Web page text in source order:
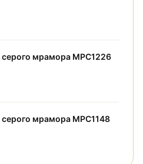
Памятник из серого мрамора МРС1226
Памятник из серого мрамора МРС1148